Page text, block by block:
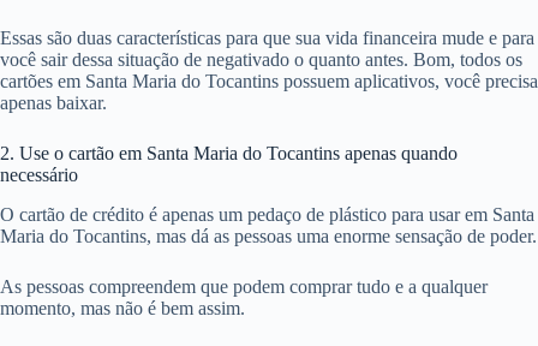
Essas são duas características para que sua vida financeira mude e para
você sair dessa situação de negativado o quanto antes. Bom, todos os
cartões em Santa Maria do Tocantins possuem aplicativos, você precisa
apenas baixar.
2. Use o cartão em Santa Maria do Tocantins apenas quando
necessário
O cartão de crédito é apenas um pedaço de plástico para usar em Santa
Maria do Tocantins, mas dá as pessoas uma enorme sensação de poder.
As pessoas compreendem que podem comprar tudo e a qualquer
momento, mas não é bem assim.